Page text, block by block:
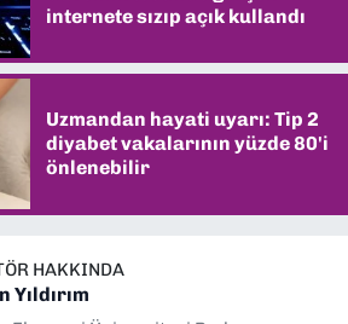
internete sızıp açık kullandı
Uzmandan hayati uyarı: Tip 2
diyabet vakalarının yüzde 80'i
önlenebilir
HAKKINDA
Yıldırım